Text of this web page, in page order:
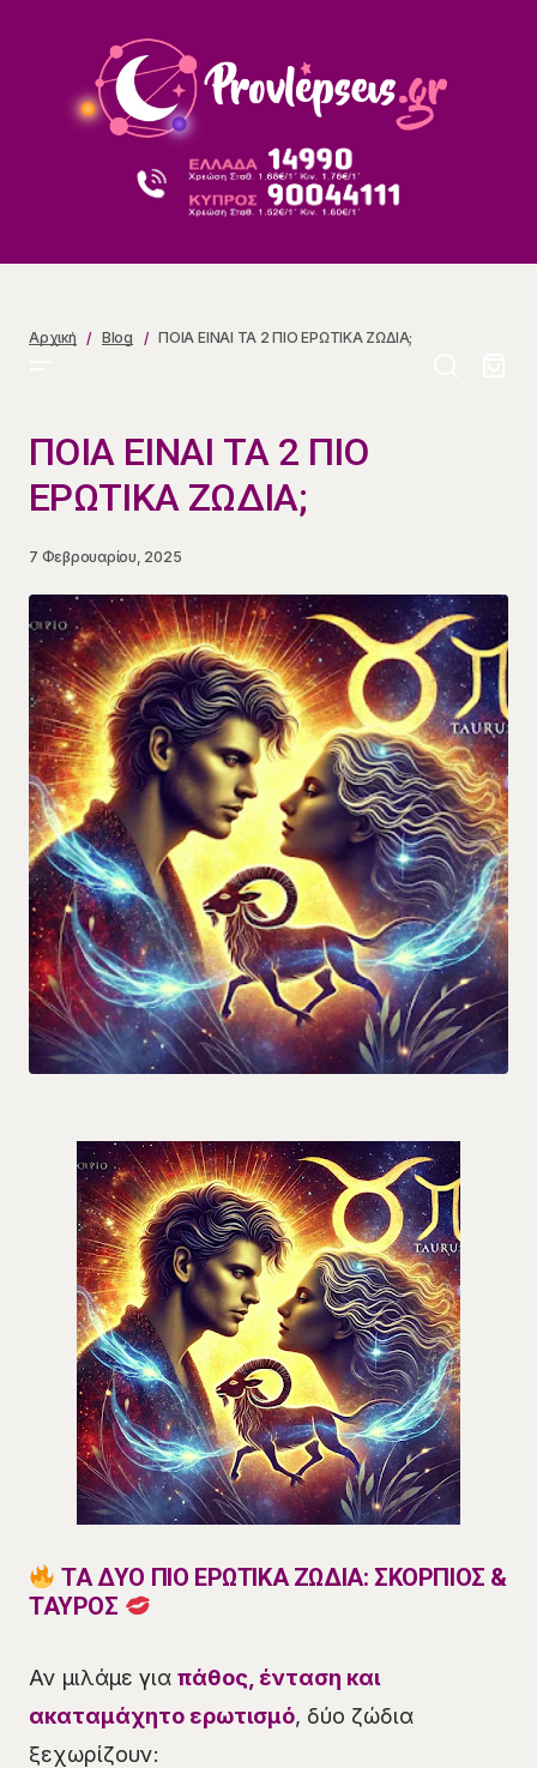
Αρχική Blog ΠΟΙΑ ΕΙΝΑΙ ΤΑ 2 ΠΙΟ ΕΡΩΤΙΚΑ ΖΩΔΙΑ;
ΠΟΙΑ ΕΙΝΑΙ ΤΑ 2 ΠΙΟ
ΕΡΩΤΙΚΑ ΖΩΔΙΑ;
7 Φεβρουαρίου, 2025
ΤΑ ΔΥΟ ΠΙΟ ΕΡΩΤΙΚΑ ΖΩΔΙΑ: ΣΚΟΡΠΙΟΣ &
ΤΑΥΡΟΣ
Αν μιλάμε για πάθος, ένταση και
ακαταμάχητο ερωτισμό, δύο ζώδια
ξεχωρίζουν: